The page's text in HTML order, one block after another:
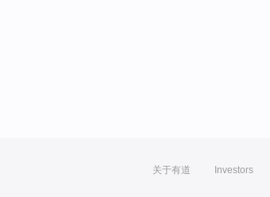
关于有道 Investors